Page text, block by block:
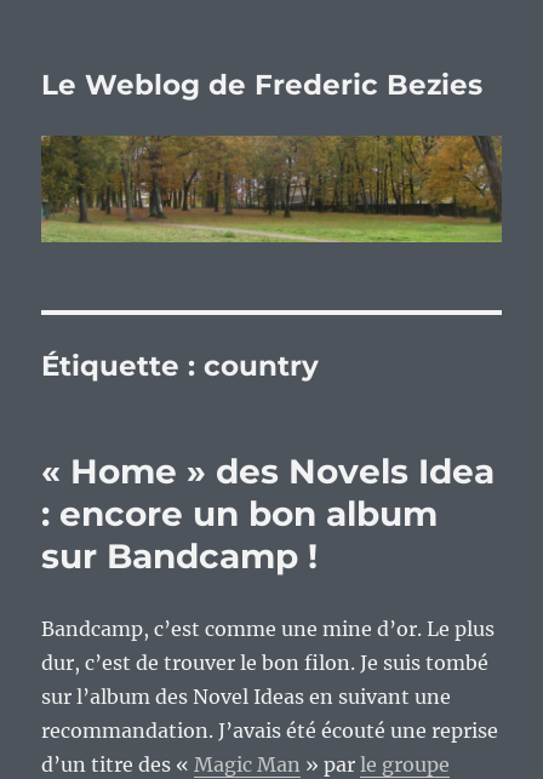
Le Weblog de Frederic Bezies
Étiquette :country
« Home » des Novels Idea
: encore un bon album
sur Bandcamp !
Bandcamp, c’est comme une mine d’or. Le plus
dur, c’est de trouver le bon filon. Je suis tombé
sur l’album des Novel Ideas en suivant une
recommandation. J’avais été écouté une reprise
d’un titre des «Magic Man » parle groupe